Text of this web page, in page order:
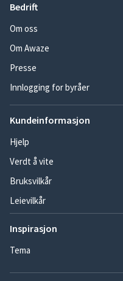
Bedrift
Om oss
Om Awaze
Presse
Innlogging for byråer
Kundeinformasjon
Hjelp
Verdt å vite
Bruksvilkår
Leievilkår
Inspirasjon
Tema